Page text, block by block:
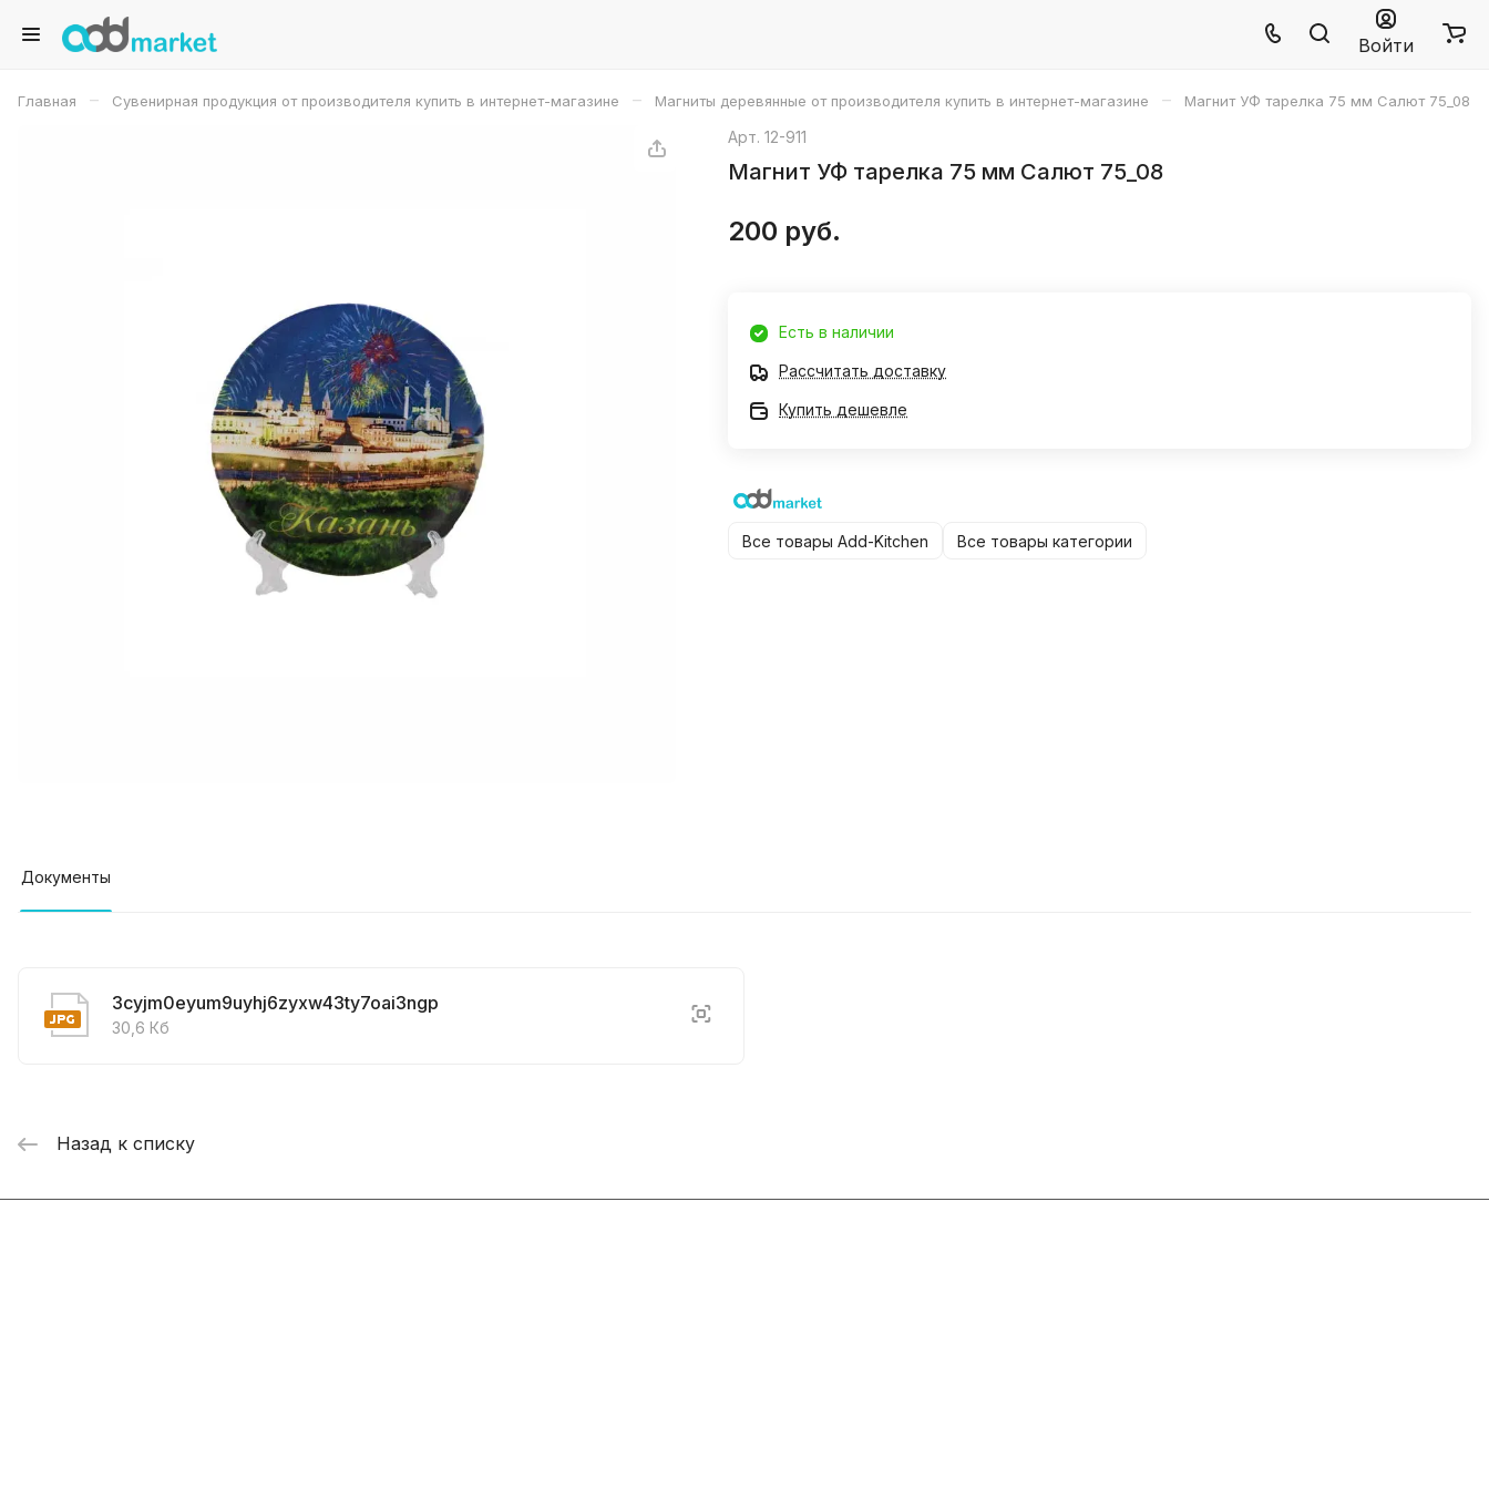
Войти
Главная – Сувенирная продукция от производителя купить в интернет-магазине – Магниты деревянные от производителя купить в интернет-магазине – Магнит УФ тарелка 75 мм Салют 75_08
Арт. 12-911
Магнит УФ тарелка 75 мм Салют 75_08
200 руб.
Есть в наличии
Рассчитать доставку
Купить дешевле
Все товары Add-Kitchen Все товары категории
Документы
3cyjm0eyum9uyhj6zyxw43ty7oai3ngp
30,6 Кб
Назад к списку